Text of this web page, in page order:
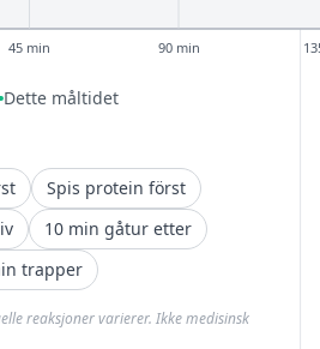
45 min 90 min
Dette måltidet
Spis protein först
10 min gåtur etter
trapper
reaksjoner varierer. Ikke medisinsk